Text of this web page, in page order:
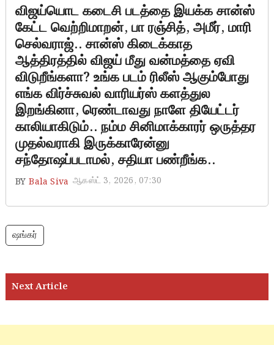
விஜய்யொட கடைசி படத்தை இயக்க சான்ஸ்
கேட்ட வெற்றிமாறன், பா ரஞ்சித், அமீர், மாரி
செல்வராஜ்.. சான்ஸ் கிடைக்காத
ஆத்திரத்தில் விஜய் மீது வன்மத்தை ஏவி
விடுறீங்களா? உங்க படம் ரிலீஸ் ஆகும்போது
எங்க விர்ச்சுவல் வாரியர்ஸ் களத்துல
இறங்கினா, ரெண்டாவது நாளே தியேட்டர்
காலியாகிடும்.. நம்ம சினிமாக்காரர் ஒருத்தர
முதல்வராகி இருக்காரேன்னு
சந்தோஷப்படாமல், சதியா பண்றீங்க..
BY Bala Siva ஆகஸ்ட் 3, 2026, 07:30
ஷங்கர்